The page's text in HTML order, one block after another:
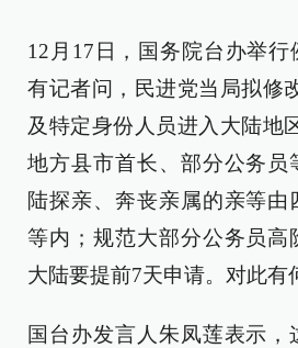
12月17日，国务院台办举行
有记者问，民进党当局拟修
及特定身份人员进入大陆地
地方县市首长、部分公务员
陆探亲、奔丧亲属的亲等由
等内；规范大部分公务员高
大陆要提前7天申请。对此有
国台办发言人朱凤莲表示，